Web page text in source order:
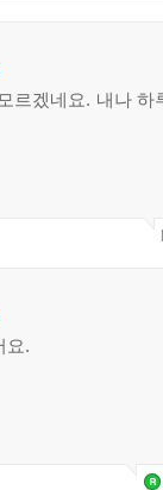
르겠네요. 내나 하
요.